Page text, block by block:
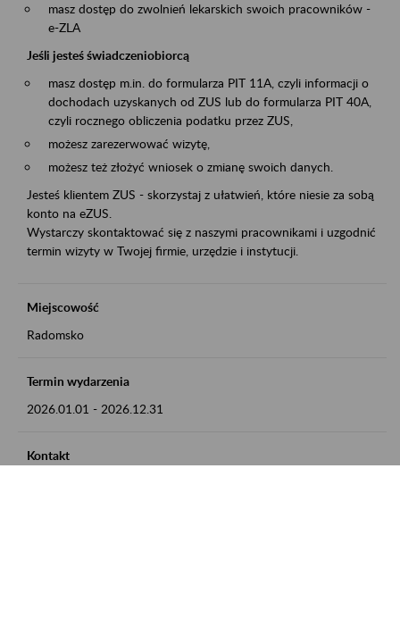
masz dostęp do zwolnień lekarskich swoich pracowników -
e-ZLA
Jeśli jesteś świadczeniobiorcą
masz dostęp m.in. do formularza PIT 11A, czyli informacji o
dochodach uzyskanych od ZUS lub do formularza PIT 40A,
czyli rocznego obliczenia podatku przez ZUS,
możesz zarezerwować wizytę,
możesz też złożyć wniosek o zmianę swoich danych.
Jesteś klientem ZUS - skorzystaj z ułatwień, które niesie za sobą
konto na eZUS.
Wystarczy skontaktować się z naszymi pracownikami i uzgodnić
termin wizyty w Twojej firmie, urzędzie i instytucji.
Miejscowość
Radomsko
Termin wydarzenia
2026.01.01 - 2026.12.31
Kontakt